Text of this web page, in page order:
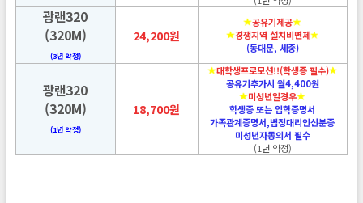
광랜320
(320M)
(3년 약정)
24,200원
공유기제공
경쟁지역 설치비면제
(동대문, 세종)
광랜320
(320M)
(1년 약정)
18,700원
대학생프로모션!!(학생증 필수)
공유기추가시 월4,400원
미성년일경우
학생증 또는 입학증명서
가족관계증명서,법정대리인신분증
미성년자동의서 필수
(1년 약정)